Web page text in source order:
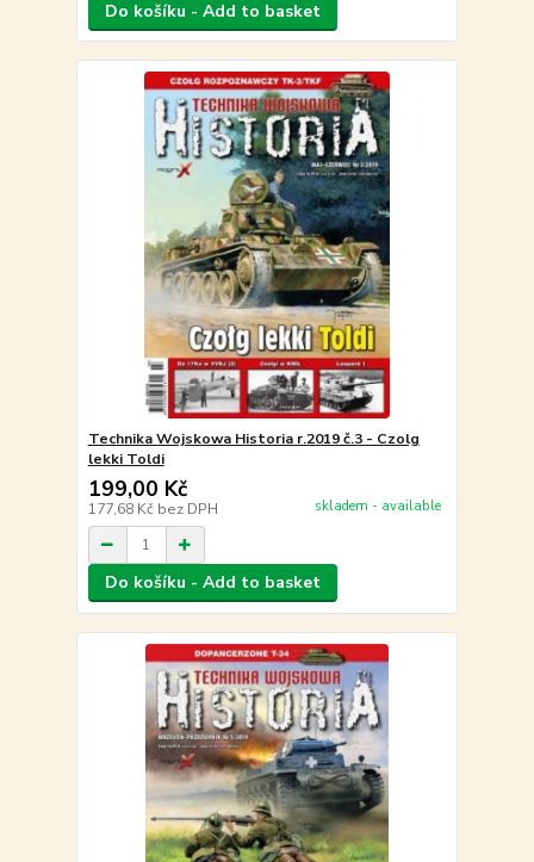
Do košíku - Add to basket
Technika Wojskowa Historia r.2019 č.3 - Czolg
lekki Toldi
199,00 Kč
177,68 Kč bez DPH skladem - available
Do košíku - Add to basket